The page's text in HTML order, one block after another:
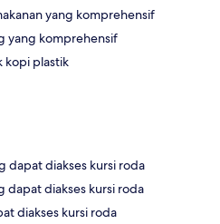
yang komprehensif
yang komprehensif
kopi plastik
dapat diakses kursi roda
dapat diakses kursi roda
diakses kursi roda